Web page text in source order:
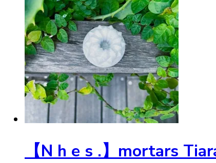
【N h e s .】mortars